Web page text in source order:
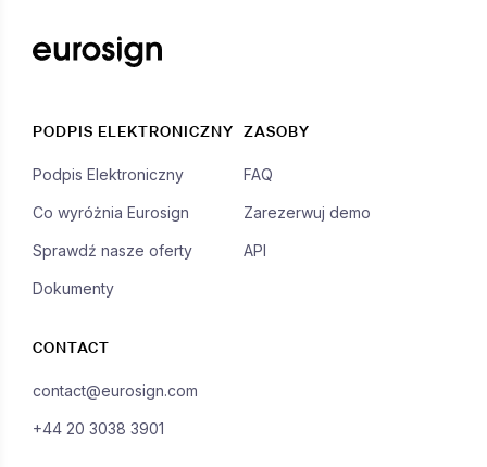
PODPIS ELEKTRONICZNY
Podpis Elektroniczny
Co wyróżnia Eurosign
Sprawdź nasze oferty
Dokumenty
ZASOBY
FAQ
Zarezerwuj demo
API
CONTACT
contact@eurosign.com
+44 20 3038 3901